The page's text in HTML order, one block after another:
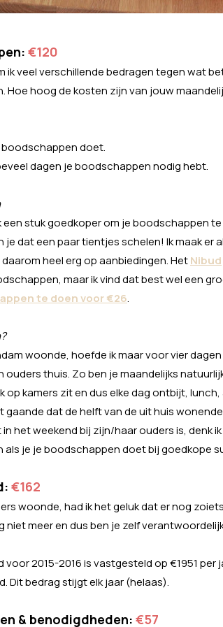
€120
ik veel verschillende bedragen tegen wat
Hoe hoog de kosten zijn van jouw
boodschappen doet.
dagen je boodschappen nodig hebt.
een stuk goedkoper om je boodschappen te
je dat een paar tientjes schelen! Ik maak
heel erg op aanbiedingen. HetNibud
maar ik vind dat best wel een
te doen voor €26.
woonde, hoefde ik maar voor vier
ouders thuis. Zo ben je maandelijks
op kamers zit en dus elke dag ontbijt,
gaande dat de helft van de uit huis
het weekend bij zijn/haar ouders is, denk
je je boodschappen doet bij goedkope
€162
woonde, had ik het geluk dat er nog
niet meer en dus ben je zelf
voor 2015-2016 is vastgesteld op €1951
Dit bedrag stijgt elk jaar (helaas).
& benodigdheden: €57